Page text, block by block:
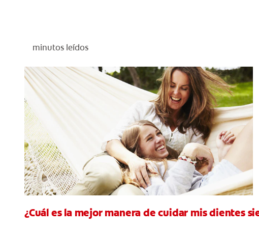
minutos leídos
¿Cuál es la mejor manera de cuidar mis dientes